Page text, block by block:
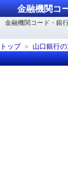
金融機関コ
金融機関コード・銀
トップ
山口銀行